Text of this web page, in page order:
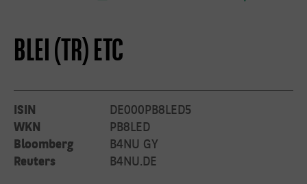
per Post
BNP Paribas S.A.
BLEI (TR) ETC
ISIN
DE000PB8LED5
WKN
PB8LED
Bloomberg
B4NU GY
Reuters
B4NU.DE